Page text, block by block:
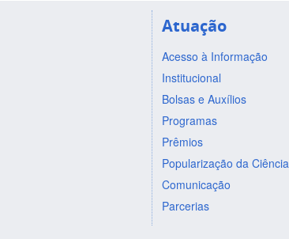
Atuação
Acesso à Informação
Institucional
Bolsas e Auxílios
Programas
Prêmios
Popularização da Ciência
Comunicação
Parcerias